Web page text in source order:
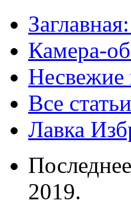
Камера-
Несвежие
Все статьи
Лавка
2019.